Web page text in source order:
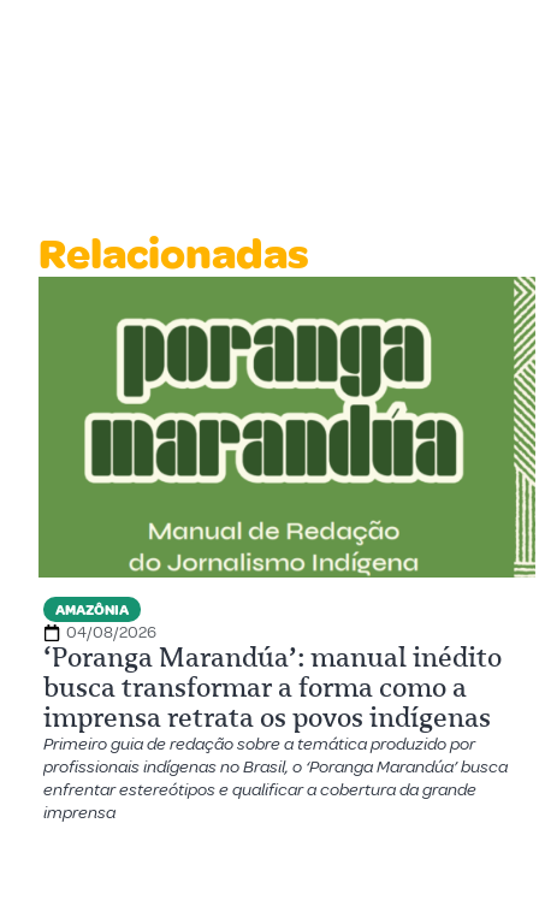
Relacionadas
AMAZÔNIA
04/08/2026
‘Poranga Marandúa’: manual inédito
busca transformar a forma como a
imprensa retrata os povos indígenas
Primeiro guia de redação sobre a temática produzido por
profissionais indígenas no Brasil, o ‘Poranga Marandúa’ busca
enfrentar estereótipos e qualificar a cobertura da grande
imprensa